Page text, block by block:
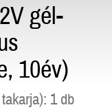
gél-
10év)
1 db